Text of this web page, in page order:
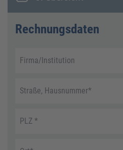
Rechnungsdaten
Firma/Institution
Straße, Hausnummer*
PLZ *